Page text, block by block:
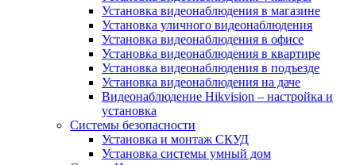
Установка видеонаблюдения в магазине
Установка уличного видеонаблюдения
Установка видеонаблюдения в офисе
Установка видеонаблюдения в квартире
Установка видеонаблюдения в подъезде
Установка видеонаблюдения на даче
Видеонаблюдение Hikvision – настройка и
установка
Системы безопасности
Установка и монтаж СКУД
Установка системы умный дом